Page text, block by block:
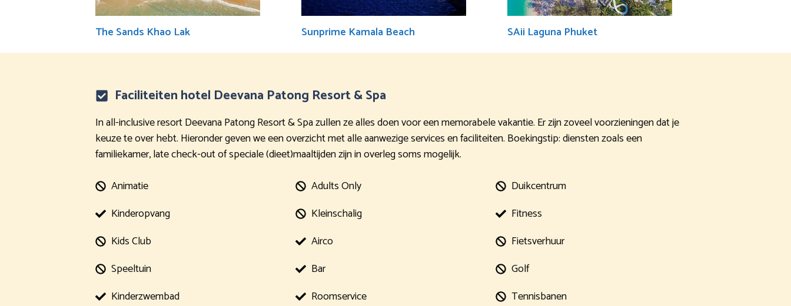
The Sands Khao Lak Sunprime Kamala Beach SAii Laguna Phuket
Faciliteiten hotel Deevana Patong Resort & Spa
In all-inclusive resort Deevana Patong Resort & Spa zullen ze alles doen voor een memorabele vakantie. Er zijn zoveel voorzieningen dat je
keuze te over hebt. Hieronder geven we een overzicht met alle aanwezige services en faciliteiten. Boekingstip: diensten zoals een
familiekamer, late check-out of speciale (dieet)maaltijden zijn in overleg soms mogelijk.
Animatie
Kinderopvang
Kids Club
Speeltuin
Kinderzwembad
Adults Only
Kleinschalig
Airco
Bar
Roomservice
Duikcentrum
Fitness
Fietsverhuur
Golf
Tennisbanen